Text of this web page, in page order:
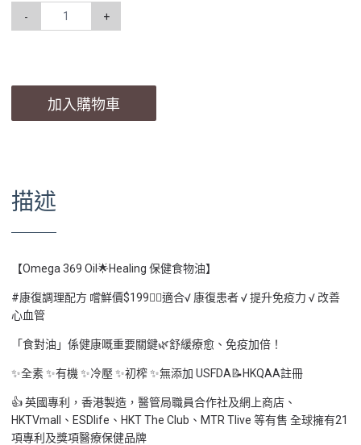
- +
加入購物車
描述
【Omega 369 Oil🌟Healing 保健食物油】
#康復調理配方 嚐鮮價$199💁‍♀適合√ 康復患者 √ 提升免疫力 √ 改善
心血管
「食對油」係健康嘅重要關鍵🌿舒緩療愈、免疫加倍！
✨全素 ✨有機 ✨冷壓 ✨初榨 ✨無添加 USFDA📝HKQAA註冊
👍 英國專利，香港製造，醫管局職員合作社及網上商店、
HKTVmall、ESDlife、HKT The Club、MTR Tlive 等有售 全球擁有21
項專利及獎項醫療保健品牌